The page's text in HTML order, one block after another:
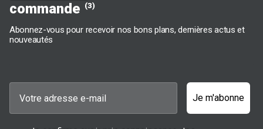
commande (3)
Abonnez-vous pour recevoir nos bons plans, dernières actus et
nouveautés
Je m'abonne